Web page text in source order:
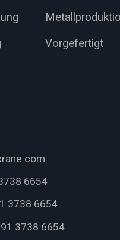
Vorgefertigt
6654
3738 6654
3738 6654